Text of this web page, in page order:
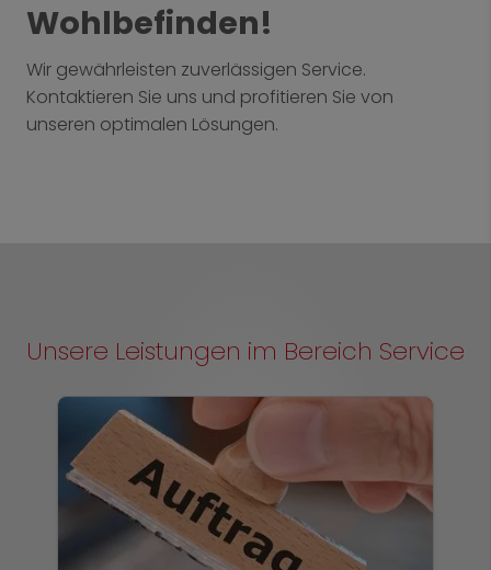
Wohlbefinden!
Wir gewährleisten zuverlässigen Service.
Kontaktieren Sie uns und profitieren Sie von
unseren optimalen Lösungen.
Unsere Leistungen im Bereich Service